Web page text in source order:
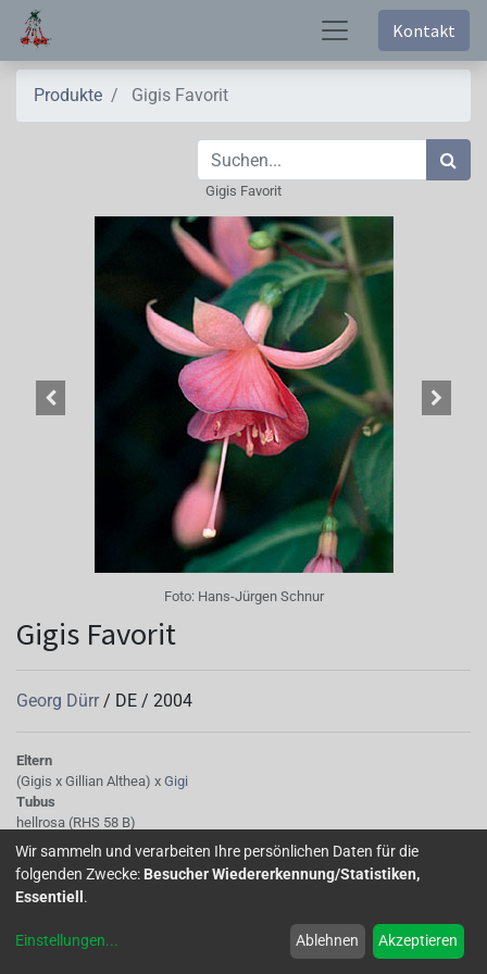
Kontakt
Produkte Gigis Favorit
Gigis Favorit
Foto: Hans-Jürgen Schnur
Gigis Favorit
Georg Dürr / DE / 2004
Eltern
(Gigis x Gillian Althea) x Gigi
Tubus
hellrosa (RHS 58 B)
Sepalen
hellrosa (RHS 58 C)
Korolle/Petalen
lebhaftrosakarmin (RHS 58 B)
hellrotlila (RHS 65 A)
Wir sammeln und verarbeiten Ihre persönlichen Daten für die
folgenden Zwecke: Besucher Wiedererkennung/Statistiken,
Essentiell .
Einstellungen... Ablehnen Akzeptieren